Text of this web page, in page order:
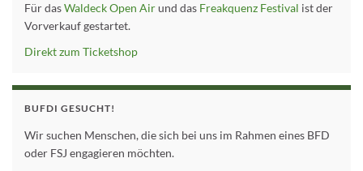
Für dasWaldeck Open Airund das Freakquenz Festival ist der
Vorverkauf gestartet.
Direkt zum Ticketshop
BUFDI GESUCHT!
Wir suchen Menschen, die sich bei uns im Rahmen eines BFD
oder FSJ engagieren möchten.